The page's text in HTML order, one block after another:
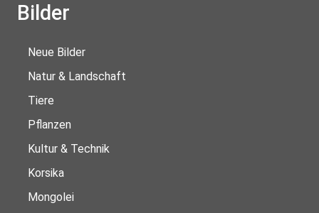
Bilder
Neue Bilder
Natur & Landschaft
Tiere
Pflanzen
Kultur & Technik
Korsika
Mongolei